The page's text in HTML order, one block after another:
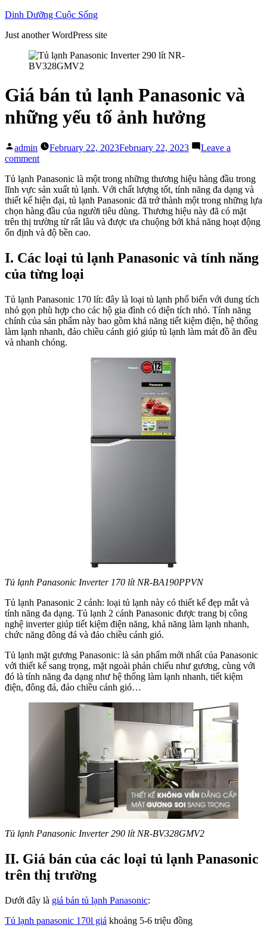
Skip
content
Dinh Dưỡng Cuộc Sống
Just another WordPress site
Giá bán tủ lạnh Panasonic và
những yếu tố ảnh hưởng
Posted
by
admin February 22, 2023February 22, 2023
Leave a
commenton
bán
tủ
lạnh
Panasonic
và
những
tố
ảnh
hưởng
Tủ lạnh Panasonic là một trong những thương hiệu hàng đầu trong
lĩnh vực sản xuất tủ lạnh. Với chất lượng tốt, tính năng đa dạng và
thiết kế hiện đại, tủ lạnh Panasonic đã trở thành một trong những lựa
chọn hàng đầu của người tiêu dùng. Thương hiệu này đã có mặt
trên thị trường từ rất lâu và được ưa chuộng bởi khả năng hoạt động
ổn định và độ bền cao.
I. Các loại tủ lạnh Panasonic và tính năng
của từng loại
Tủ lạnh Panasonic 170 lít: đây là loại tủ lạnh phổ biến với dung tích
nhỏ gọn phù hợp cho các hộ gia đình có diện tích nhỏ. Tính năng
chính của sản phẩm này bao gồm khả năng tiết kiệm điện, hệ thống
làm lạnh nhanh, đảo chiều cánh gió giúp tủ lạnh làm mát đồ ăn đều
và nhanh chóng.
Tủ lạnh Panasonic Inverter 170 lít NR-BA190PPVN
Tủ lạnh Panasonic 2 cánh: loại tủ lạnh này có thiết kế đẹp mắt và
tính năng đa dạng. Tủ lạnh 2 cánh Panasonic được trang bị công
nghệ inverter giúp tiết kiệm điện năng, khả năng làm lạnh nhanh,
chức năng đông đá và đảo chiều cánh gió.
Tủ lạnh mặt gương Panasonic: là sản phẩm mới nhất của Panasonic
với thiết kế sang trọng, mặt ngoài phản chiếu như gương, cùng với
đó là tính năng đa dạng như hệ thống làm lạnh nhanh, tiết kiệm
điện, đông đá, đảo chiều cánh gió…
Tủ lạnh Panasonic Inverter 290 lít NR-BV328GMV2
II. Giá bán của các loại tủ lạnh Panasonic
trên thị trường
Dưới đây là giá bán tủ lạnh Panasonic:
Tủ lạnh panasonic 170l giá khoảng 5-6 triệu đồng